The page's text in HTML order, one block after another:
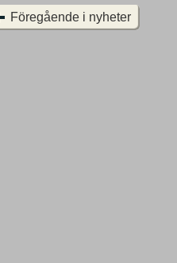
Föregående i nyheter